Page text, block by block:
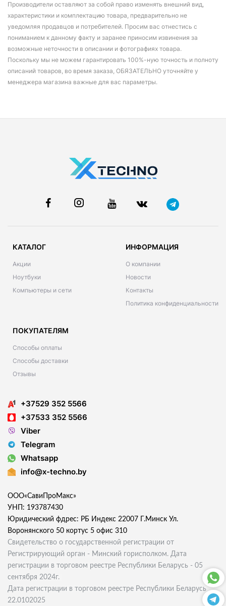
Производители оставляют за собой право изменять внешний вид,
характеристики и комплектацию товара, предварительно не
уведомляя продавцов и потребителей. Просим вас отнестись с
пониманием к данному факту и заранее приносим извинения за
возможные неточности в описании и фотографиях товара.
Поскольку мы не можем гарантировать 100%-ную точность и полноту
описаний товаров, во время заказа, ОБЯЗАТЕЛЬНО уточняйте у
менеджера магазина важные для вас параметры.
КАТАЛОГ
Акции
Ноутбуки
Компьютеры и сети
ИНФОРМАЦИЯ
О компании
Новости
Контакты
Политика конфиденциальности
ПОКУПАТЕЛЯМ
Способы оплаты
Способы доставки
Отзывы
+37529 352 5566
+37533 352 5566
Viber
Telegram
Whatsapp
info@x-techno.by
ООО«СавиПроМакс»
УНП: 193787430
Юридический фдрес: РБ Индекс 22007 Г.Минск Ул.
Воронянского 50 кортус 5 офис 310
Свидетельство о государственной регистрации от
Регистрирующий орган - Минский горисполком. Дата
регистрации в торговом реестре Республики Беларусь - 05
сентября 2024г.
Дата регистрации в торговом реестре Республики Беларусь
22.0102025